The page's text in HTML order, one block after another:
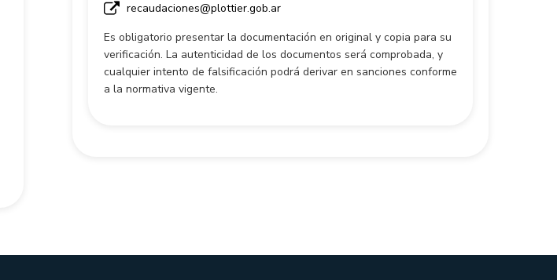
recaudaciones@plottier.gob.ar
Es obligatorio presentar la documentación en original y copia para su
verificación. La autenticidad de los documentos será comprobada, y
cualquier intento de falsificación podrá derivar en sanciones conforme
a la normativa vigente.